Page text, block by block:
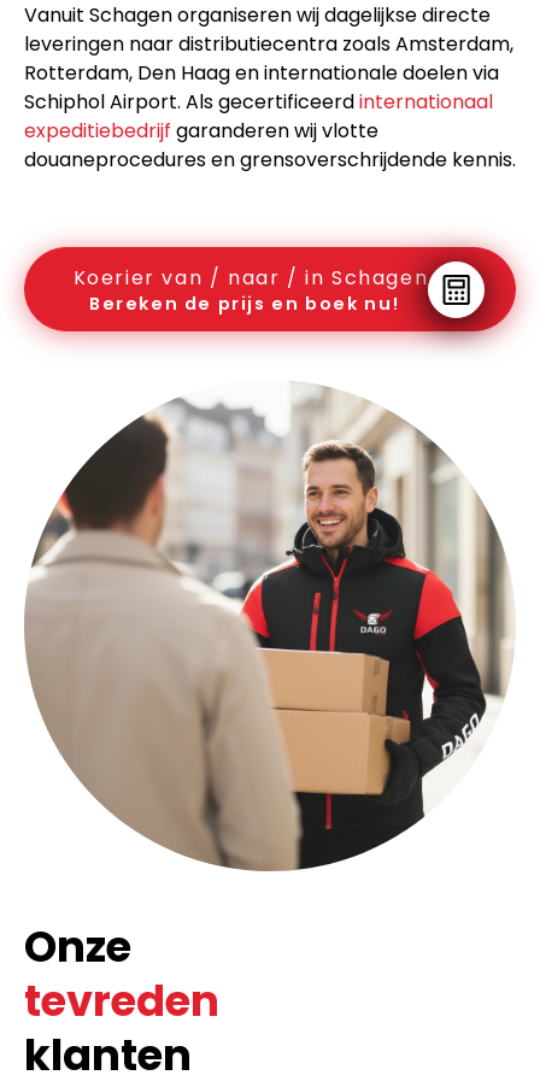
Vanuit Schagen organiseren wij dagelijkse directe
leveringen naar distributiecentra zoals Amsterdam,
Rotterdam, Den Haag en internationale doelen via
Schiphol Airport. Als gecertificeerdinternationaal
expeditiebedrijf garanderen wij vlotte
douaneprocedures en grensoverschrijdende kennis.
Koerier van / naar / in Schagen
Bereken de prijs en boek nu!
Onze
tevreden
klanten